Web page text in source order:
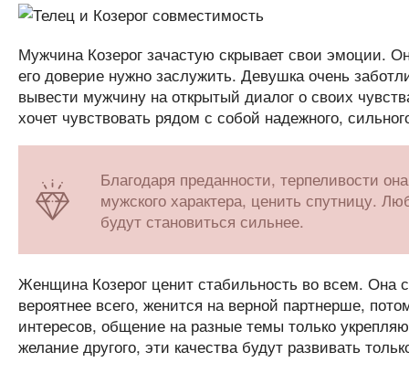
Мужчина Козерог зачастую скрывает свои эмоции.
его доверие нужно заслужить. Девушка очень
вывести мужчину на открытый диалог о своих
хочет чувствовать рядом с собой надежного,
Благодаря преданности, терпеливости
мужского характера, ценить спутницу.
будут становиться сильнее.
Женщина Козерог ценит стабильность во всем. Она
вероятнее всего, женится на верной партнерше,
интересов, общение на разные темы только
желание другого, эти качества будут развивать